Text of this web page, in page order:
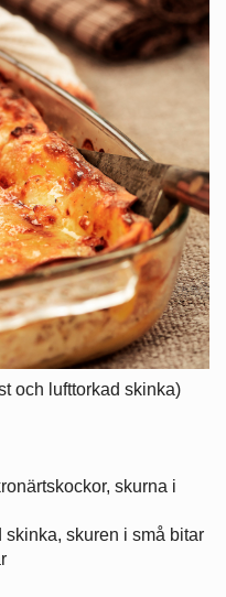
och lufttorkad skinka)
skurna i
skinka, skuren i små bitar